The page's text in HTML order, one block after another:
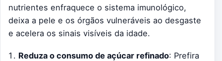
nutrientes enfraquece o sistema imunológico,
deixa a pele e os órgãos vulneráveis ao desgaste
e acelera os sinais visíveis da idade.
Reduza o consumo de açúcar refinado: Prefira